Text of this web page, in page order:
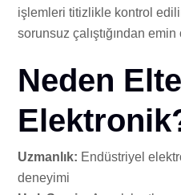
işlemleri titizlikle kontrol
sorunsuz çalıştığından emin
Neden
Uzmanlık: Endüstriyel
deneyimi